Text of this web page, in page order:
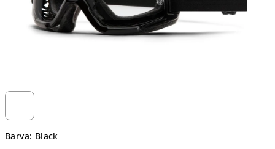
Barva: Black